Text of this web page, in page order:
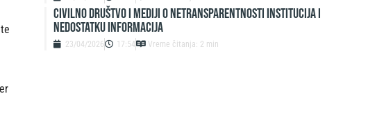
Civilno društvo i mediji o netransparentnosti institucija i
nedostatku informacija
23/04/2026 17:54 Vreme čitanja: 2 min